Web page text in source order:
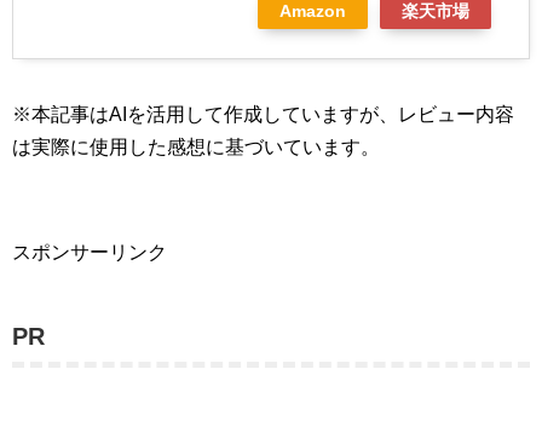
Amazon 楽天市場
※本記事はAIを活用して作成していますが、レビュー内容
は実際に使用した感想に基づいています。
スポンサーリンク
PR